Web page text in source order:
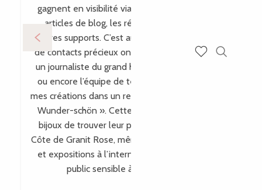
gagnent en visibilité via leur site internet, leurs
articles de blog, les réseaux sociaux et bien
d’autres supports. C’est aussi par ce biais que plein
de contacts précieux ont vu le jour, comme avec
un journaliste du grand hebdomadaire allemand
ou encore l’équipe de télévision WDR, incluant
mes créations dans un reportage pour l’émission «
Wunder-schön ». Cette visibilité permet à mes
bijoux de trouver leur place bien au-delà de la
Côte de Granit Rose, même en dehors des salons
et expositions à l’international, en touchant un
public sensible à leur singularité.